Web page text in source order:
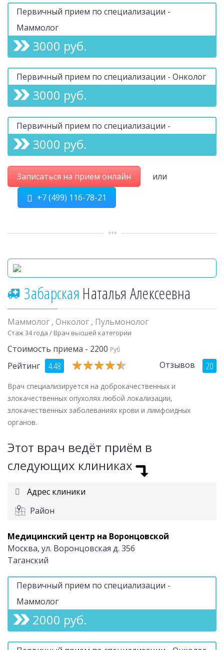
Первичный прием по специализации -
Маммолог
3000 руб.
Первичный прием по специализации - Онколог
3000 руб.
Первичный прием по специализации -
3000 руб.
Записаться на приём онлайн
или
+7 (499) 116-78-21
Забарская Наталья Алексеевна
Маммолог , Онколог , Пульмонолог
Стаж 34 года / Врач высшей категории
Стоимость приема - 2200 Руб
Рейтинг 4.48 ★★★★★
★★★★★ Отзывов 20
Врач специализируется на доброкачественных и
злокачественных опухолях любой локализации,
злокачественных заболеваниях крови и лимфоидных
органов.
Этот врач ведёт приём в
следующих клиниках
Адрес клиники
Район
Медицинский центр на Воронцовской
Москва, ул. Воронцовская д. 35б
Таганский
Первичный прием по специализации -
Маммолог
2000 руб.